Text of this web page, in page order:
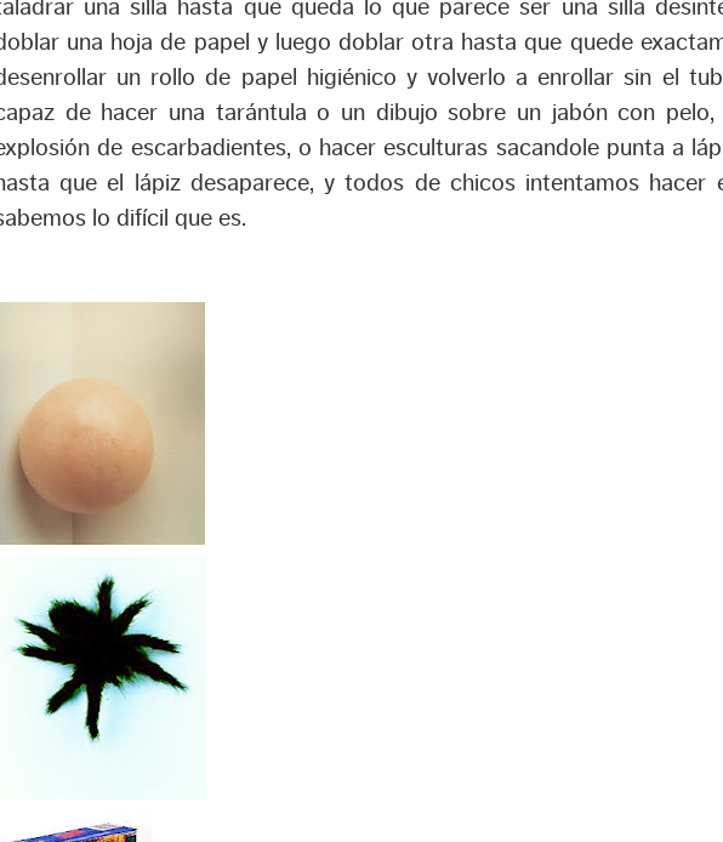
una silla hasta que queda lo que parece ser una silla
una hoja de papel y luego doblar otra hasta que quede
un rollo de papel higiénico y volverlo a enrollar sin el
de hacer una tarántula o un dibujo sobre un jabón con pelo,
de escarbadientes, o hacer esculturas sacandole punta a
que el lápiz desaparece, y todos de chicos intentamos hacer
lo difícil que es.